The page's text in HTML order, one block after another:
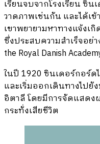
เรียนจบจากโรงเรียน ซิ
วาดภาพเช่นกัน และได้เ
เขาพยายามหาทางแจ้งเ
ซึ่งประสบความสำเร็จอย่
the Royal Danish
ในปี 1920 ซินเดอร์กอร์
และเริ่มออกเดินทางไปยั
อิตาลี โดยมีการจัดแสดง
กระทั่งเสียชีวิต